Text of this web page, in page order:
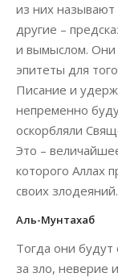
из них
другие –
и вымыслом. Они
эпитеты для
Писание и
непременно
оскорбляли
Это –
которого Аллах
своих злодеяний.
Аль-Мунтахаб
Тогда они будут
за зло, неверие